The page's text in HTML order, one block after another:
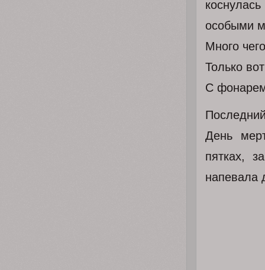
особыми
Много
Только
С
День
пятках,
напевала